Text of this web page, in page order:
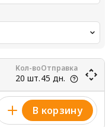
Кол-во
20 шт.
Отправка
45 дн.
В корзину